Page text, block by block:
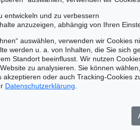
entwickeln und zu verbessern
anzuzeigen, abhängig von Ihren
auswählen, verwenden wir Cookies
werden u. a. von Inhalten, die Sie sich
Standort beeinflusst. Wir nutzen
zu analysieren. Sie können
akzeptieren oder auch Tracking-Cookies
Datenschutzerklärung